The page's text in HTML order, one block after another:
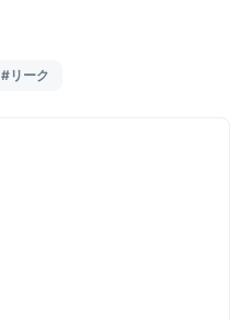
#リーク